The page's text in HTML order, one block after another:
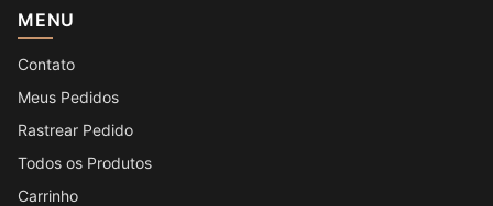
MENU
Contato
Meus Pedidos
Rastrear Pedido
Todos os Produtos
Carrinho